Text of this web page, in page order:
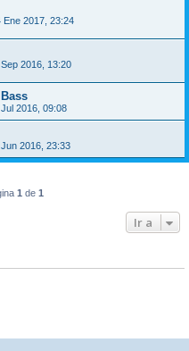
Ene 2017, 23:24
2016, 13:20
2016, 09:08
Jun 2016, 23:33
1 de 1
Ir a